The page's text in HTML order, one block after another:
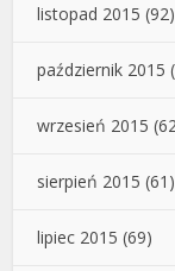
listopad 2015 (92)
październik 2015
wrzesień 2015
sierpień 2015 (61)
lipiec 2015 (69)